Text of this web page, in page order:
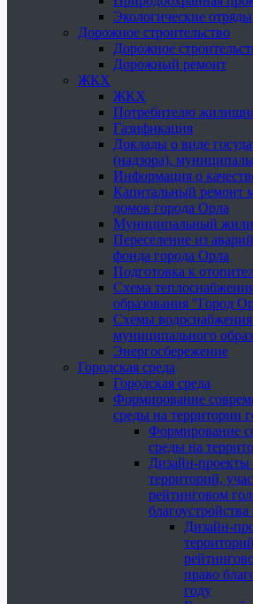
Экологические отряды
Дорожное строительство
Дорожное
Дорожный ремонт
ЖКХ
ЖКХ
Потребителю
Газификация
Доклады о виде
(надзора),
Информация о
Капитальный ремонт
домов города Орла
Муниципальный
Переселение из
фонда города Орла
Подготовка к
Схема
образования "Город
Схемы водоснабжения
муниципального
Энергосбережение
Городская среда
Городская среда
Формирование
среды на территории
Формирование
среды на
Дизайн-
территорий,
рейтинговом
Дизайн-
право
году